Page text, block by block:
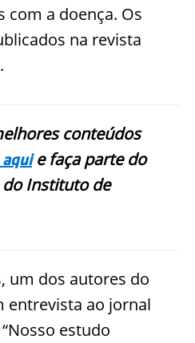
com a doença. Os
na revista
conteúdos
aquie faça parte do
Instituto de
um dos autores do
entrevista ao jornal
estudo